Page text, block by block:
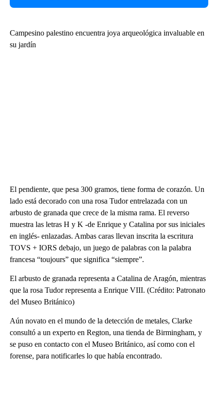
Campesino palestino encuentra joya arqueológica invaluable en
su jardín
El pendiente, que pesa 300 gramos, tiene forma de corazón. Un
lado está decorado con una rosa Tudor entrelazada con un
arbusto de granada que crece de la misma rama. El reverso
muestra las letras H y K -de Enrique y Catalina por sus iniciales
en inglés- enlazadas. Ambas caras llevan inscrita la escritura
TOVS + IORS debajo, un juego de palabras con la palabra
francesa “toujours” que significa “siempre”.
El arbusto de granada representa a Catalina de Aragón, mientras
que la rosa Tudor representa a Enrique VIII. (Crédito: Patronato
del Museo Británico)
Aún novato en el mundo de la detección de metales, Clarke
consultó a un experto en Regton, una tienda de Birmingham, y
se puso en contacto con el Museo Británico, así como con el
forense, para notificarles lo que había encontrado.